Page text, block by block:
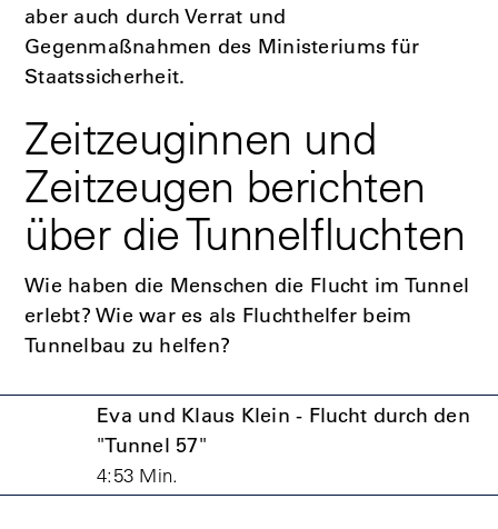
aber auch durch Verrat und
Gegenmaßnahmen des Ministeriums für
Staatssicherheit.
Zeitzeuginnen und
Zeitzeugen berichten
über die Tunnelfluchten
Wie haben die Menschen die Flucht im Tunnel
erlebt? Wie war es als Fluchthelfer beim
Tunnelbau zu helfen?
Eva und Klaus Klein - Flucht durch den
"Tunnel 57"
4:53 Min.